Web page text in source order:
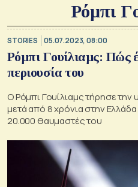
Ρόμπι
STORIES 05.07.2023, 08:00
Ρόμπι Γουίλιαμς: Πώς
περιουσία του
Ο Ρόμπι Γουίλιαμς τήρησε
μετά από 8 χρόνια στην
20.000 θαυμαστές του